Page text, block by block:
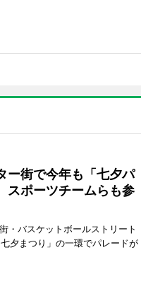
ー街で今年も「七夕パ
ポーツチームらも参
・バスケットボールストリート
夕まつり」の一環でパレードが